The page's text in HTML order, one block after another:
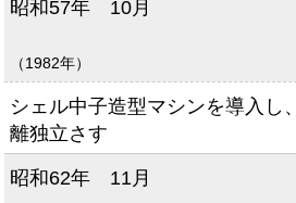
昭和57年 10月
（1982年）
シェル中子造型マシンを導入し
離独立さす
昭和62年 11月